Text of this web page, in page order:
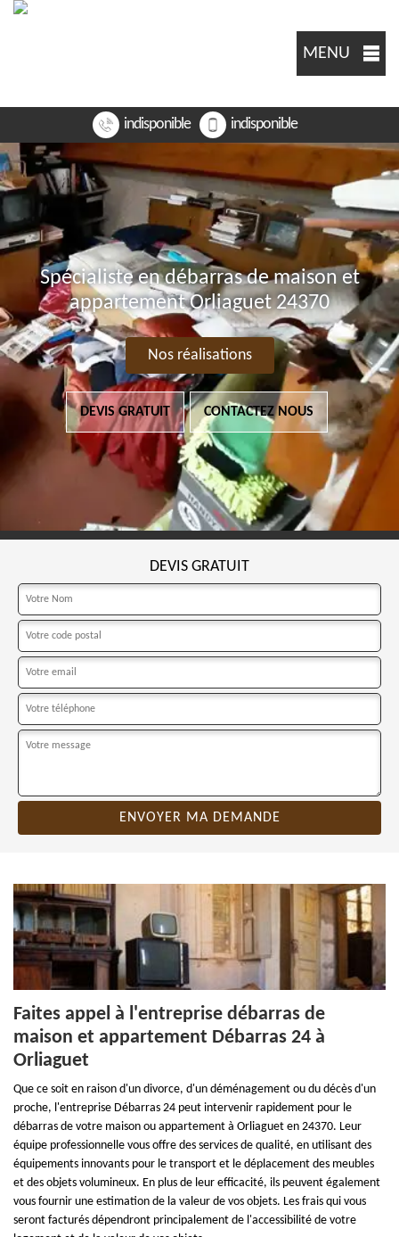
MENU
indisponible indisponible
Spécialiste en débarras de maison et
appartement Orliaguet 24370
Nos réalisations
DEVIS GRATUIT CONTACTEZ NOUS
DEVIS GRATUIT
Faites appel à l'entreprise débarras de
maison et appartement Débarras 24 à
Orliaguet
Que ce soit en raison d'un divorce, d'un déménagement ou du décès d'un
proche, l'entreprise Débarras 24 peut intervenir rapidement pour le
débarras de votre maison ou appartement à Orliaguet en 24370. Leur
équipe professionnelle vous offre des services de qualité, en utilisant des
équipements innovants pour le transport et le déplacement des meubles
et des objets volumineux. En plus de leur efficacité, ils peuvent également
vous fournir une estimation de la valeur de vos objets. Les frais qui vous
seront facturés dépendront principalement de l'accessibilité de votre